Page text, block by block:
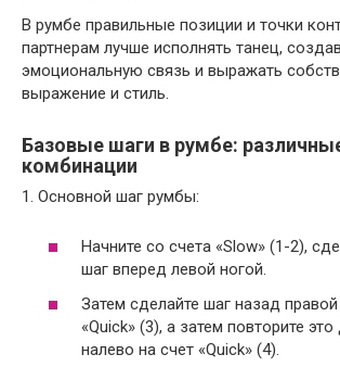
В румбе правильные позиции и точки
партнерам лучше исполнять танец,
эмоциональную связь и выражать
выражение и стиль.
Базовые шаги в румбе:
комбинации
1. Основной шаг румбы:
Начните со счета «Slow» (1-2),
шаг вперед левой ногой.
Затем сделайте шаг назад
«Quick» (3), а затем повторите
налево на счет «Quick» (4).